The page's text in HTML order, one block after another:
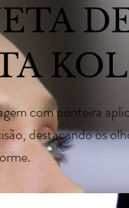
com ponteira
destacando os